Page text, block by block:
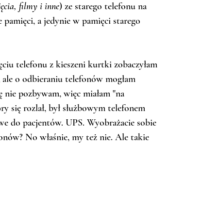
filmy i inne) ze starego telefonu na
a jedynie w pamięci starego
telefonu z kieszeni kurtki zobaczyłam
o odbieraniu telefonów mogłam
pozbywam, więc miałam "na
się rozlał, był służbowym telefonem
do pacjentów. UPS. Wyobrażacie sobie
No właśnie, my też nie. Ale takie